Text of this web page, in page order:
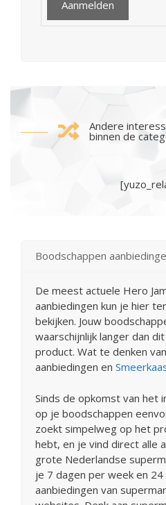
Andere
binnen de
Boodschappen
De meest actuele Hero
aanbiedingen kun je hier
bekijken. Jouw
waarschijnlijk langer dan
product. Wat te denken van
aanbiedingen en
Sinds de opkomst van het
op je boodschappen
zoekt simpelweg op het
hebt, en je vind direct alle
grote Nederlandse
je 7 dagen per week en
aanbiedingen van